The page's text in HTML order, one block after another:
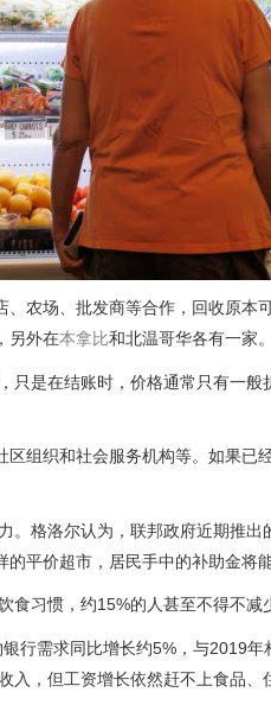
农场、批发商等合作，回收原本
另外在本拿比和北温哥华各有一家。
只是在结账时，价格通常只有一
组织和社会服务机构等。如果已
。格洛尔认为，联邦政府近期推出
平价超市，居民手中的补助金将
食习惯，约15%的人甚至不得不减
行需求同比增长约5%，与2019
，但工资增长依然赶不上食品